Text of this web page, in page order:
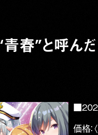
春”と呼ん
価格